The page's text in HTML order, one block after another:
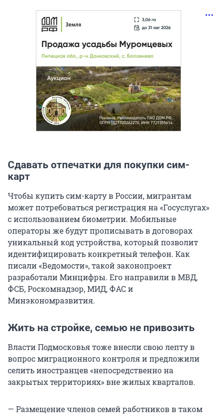
Сдавать отпечатки для покупки сим-
карт
Чтобы купить сим-карту в России, мигрантам
может потребоваться регистрация на «Госуслугах»
с использованием биометрии. Мобильные
операторы же будут прописывать в договорах
уникальный код устройства, который позволит
идентифицировать конкретный телефон. Как
писали «Ведомости», такой законопроект
разработали Минцифры. Его направили в МВД,
ФСБ, Роскомнадзор, МИД, ФАС и
Минэкономразвития.
Жить на стройке, семью не привозить
Власти Подмосковья тоже внесли свою лепту в
вопрос миграционного контроля и предложили
селить иностранцев «непосредственно на
закрытых территориях» вне жилых кварталов.
— Размещение членов семей работников в таком